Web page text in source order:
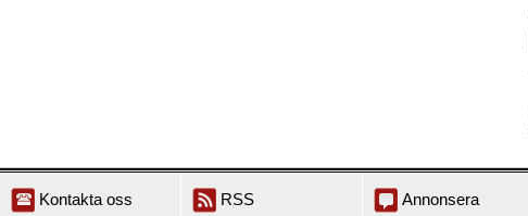
Kontakta oss RSS Annonsera